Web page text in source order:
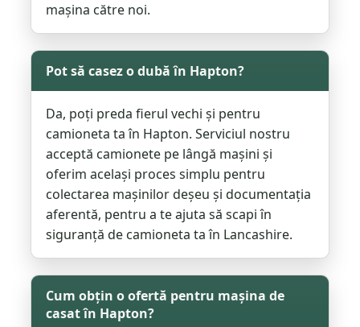
mașina către noi.
Pot să casez o dubă în Hapton?
Da, poți preda fierul vechi și pentru
camioneta ta în Hapton. Serviciul nostru
acceptă camionete pe lângă mașini și
oferim același proces simplu pentru
colectarea mașinilor deșeu și documentația
aferentă, pentru a te ajuta să scapi în
siguranță de camioneta ta în Lancashire.
Cum obțin o ofertă pentru mașina de
casat în Hapton?